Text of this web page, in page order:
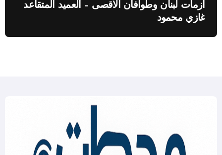
أزمات لبنان وطوافان الاقصى – العميد المتقاعد
غازي محمود